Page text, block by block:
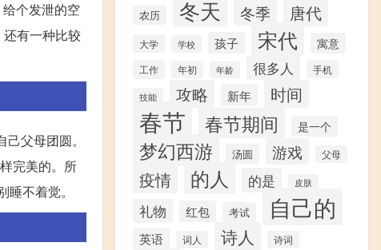
个发泄的空
有一种比较
父母团圆。
完美的。所
不着觉。
农历 冬天 冬季 唐代
大学 学校 孩子 宋代 寓意
工作 年初 年龄 很多人 手机
技能 攻略 新年 时间
春节 春节期间 是一个
梦幻西游 汤圆 游戏 父母
疫情 的人 的是 皮肤
礼物 红包 考试 自己的
英语 词人 诗人 诗词